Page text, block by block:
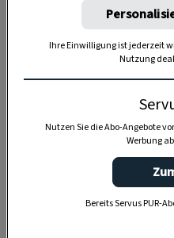
50 Minuten
Ihre Einwilligung ist jederzeit
Nutzung
Nutzen Sie die Abo-Angebote
Werbung
Bereits Servus PUR-